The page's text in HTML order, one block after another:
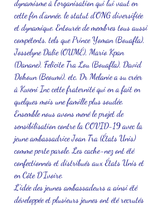
dynamisme à l’organisation qui lui vaut en
cette fin d’année, le statut d’ONG diversifiée
et dynamique. Entourée de membres tous aussi
compétents, tels que Prince Yoman (Bouafla),
Josselyne Dalie (OUMÉ), Mario Kpan
(Danane), Felicite Tra Lou (Bouafla), David
Dohoun (Beoumi), etc, Dr Melanie a su créer
à Kweni Inc cette fraternité qui en a fait en
quelques mois une famille plus soudée.
Ensemble nous avons mené le projet de
sensibilisation contre la COVID-19 avec la
jeune ambassadrice Joan Tra (États Unis)
comme porte parole. Les cache-nez ont été
confectionnés et distribués aux États Unis et
en Côte D’Ivoire.
L’idée des jeunes ambassadeurs a ainsi été
développée et plusieurs jeunes ont été recrutés